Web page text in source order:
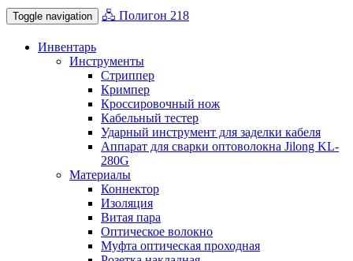
Toggle navigation 🖧 Полигон 218
Инвентарь
Инструменты
Стриппер
Кримпер
Кроссировочный нож
Кабельный тестер
Ударный инструмент для заделки кабеля
Аппарат для сварки оптоволокна Jilong KL-
280G
Материалы
Коннектор
Изоляция
Витая пара
Оптическое волокно
Муфта оптическая проходная